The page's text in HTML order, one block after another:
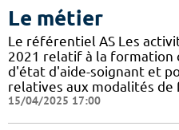
Le métier
Le référentiel AS Les
2021 relatif à la formation
d'état d'aide-soignant et
relatives aux modalités de
15/04/2025 17:00